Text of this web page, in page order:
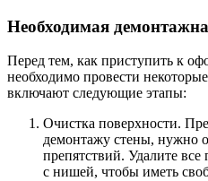
Необходимая
Перед тем, как приступить к
необходимо провести
включают следующие этапы:
Очистка поверхности.
демонтажу стены, нужно
препятствий. Удалите
с нишей, чтобы иметь